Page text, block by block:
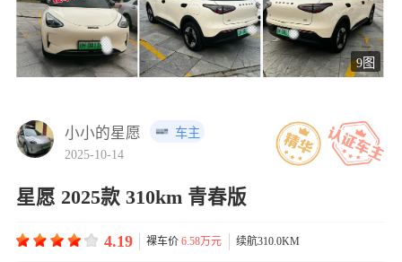
9图
小小的星愿
车主
2025-10-14
星愿 2025款 310km 青春版
4.19 裸车价6.58万元 续航310.0KM